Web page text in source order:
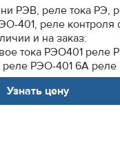
РЭВ, реле тока РЭ,
401, реле
и на заказ:
тока РЭО401
РЭО-401 6А реле
Узнать цену